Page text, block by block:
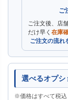
ご
ご注文後、店
だけ早く 在庫
ご注文の流れ
選べるオプシ
※価格はすべて税込